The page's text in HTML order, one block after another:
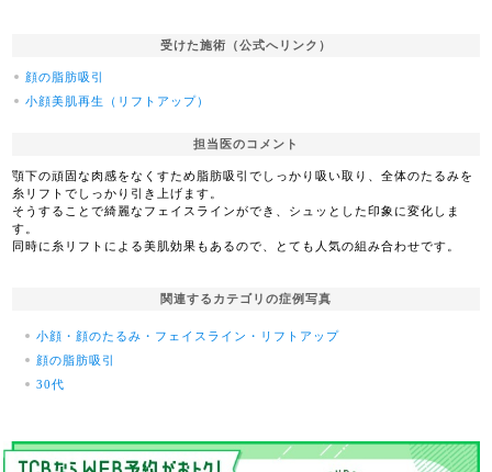
受けた施術（公式へリンク）
顔の脂肪吸引
小顔美肌再生（リフトアップ）
担当医のコメント
顎下の頑固な肉感をなくすため脂肪吸引でしっかり吸い取り、全体のたるみを
糸リフトでしっかり引き上げます。
そうすることで綺麗なフェイスラインができ、シュッとした印象に変化しま
す。
同時に糸リフトによる美肌効果もあるので、とても人気の組み合わせです。
関連するカテゴリの症例写真
小顔・顔のたるみ・フェイスライン・リフトアップ
顔の脂肪吸引
30代